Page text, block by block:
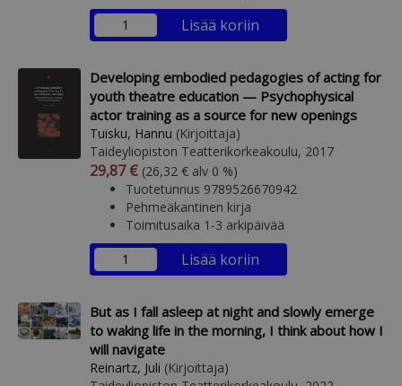
Lisää koriin
Developing embodied pedagogies of acting for
youth theatre education — Psychophysical
actor training as a source for new openings
Tuisku, Hannu (Kirjoittaja)
Taideyliopiston Teatterikorkeakoulu, 2017
Arvonlisäverollinen hinta
29,87 € Arvonlisäveroton hinta
(26,32 € alv 0 %)
Tuotetunnus 9789526670942
Pehmeäkantinen kirja
Toimitusaika 1-3 arkipäivää
Lisää koriin
But as I fall asleep at night and slowly emerge
to waking life in the morning, I think about how I
will navigate
Reinartz, Juli (Kirjoittaja)